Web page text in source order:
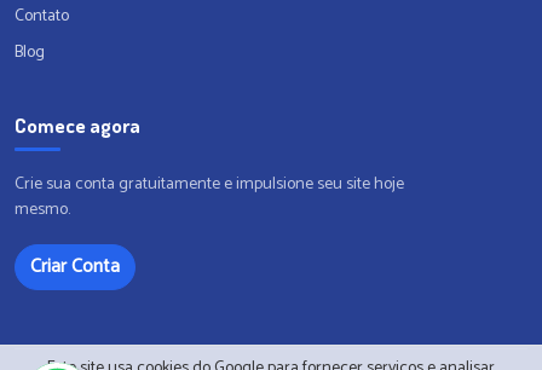
Contato
Blog
Comece agora
Crie sua conta gratuitamente e impulsione seu site hoje
mesmo.
Criar Conta